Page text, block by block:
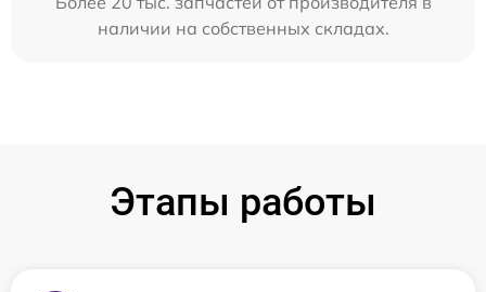
наличии на собственных складах.
Этапы работы